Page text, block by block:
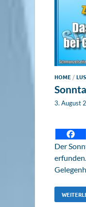
HOME /
3. August
Der